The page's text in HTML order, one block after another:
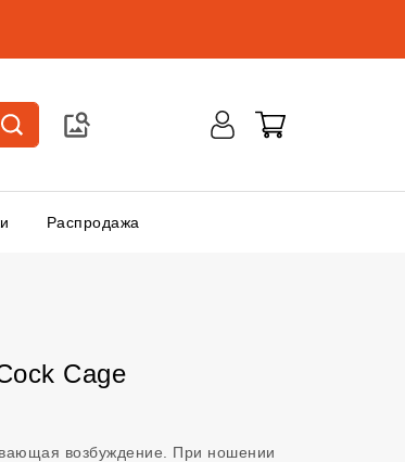
Распродажа
Cage
возбуждение. При ношении